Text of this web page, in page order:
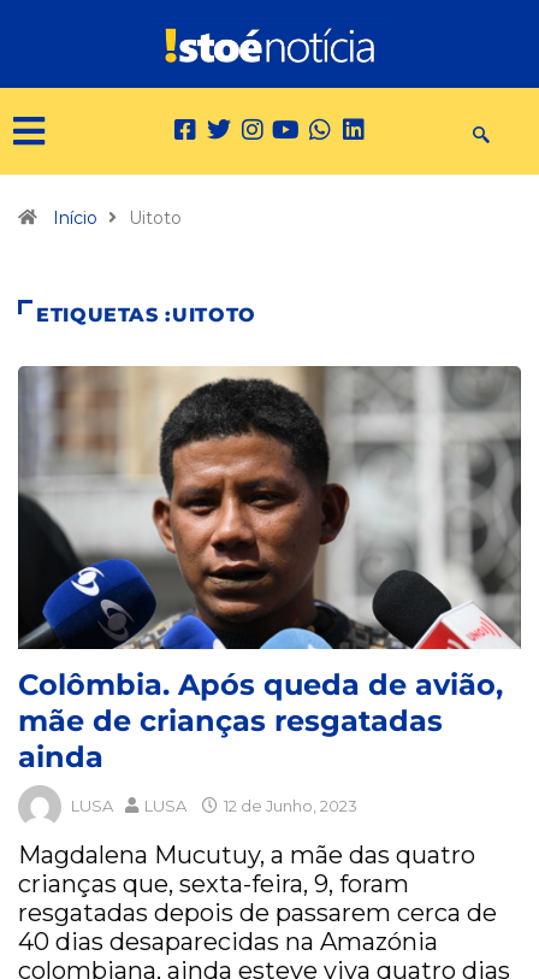
Início Uitoto
ETIQUETAS :UITOTO
Colômbia. Após queda de avião,
mãe de crianças resgatadas
ainda
LUSA LUSA 12 de Junho, 2023
Magdalena Mucutuy, a mãe das quatro
crianças que, sexta-feira, 9, foram
resgatadas depois de passarem cerca de
40 dias desaparecidas na Amazónia
colombiana, ainda esteve viva quatro dias